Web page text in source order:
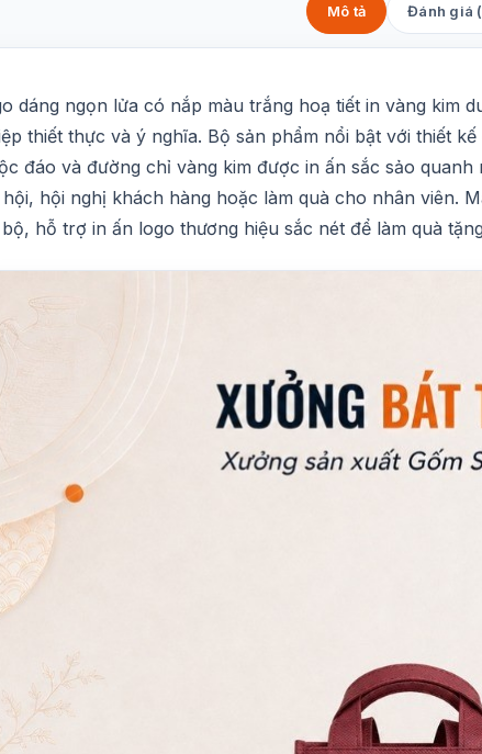
Mô tả Đánh giá
dáng ngọn lửa có nắp màu trắng hoạ tiết in vàng kim
thiết thực và ý nghĩa. Bộ sản phẩm nổi bật với thiết
đáo và đường chỉ vàng kim được in ấn sắc sảo
hội nghị khách hàng hoặc làm quà cho nhân viên.
hỗ trợ in ấn logo thương hiệu sắc nét để làm quà